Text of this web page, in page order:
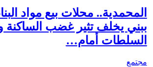
المحمدية.. محلات بيع مواد
ببني يخلف تثير غضب الساكنة
السلطات أمام…
مجتمع